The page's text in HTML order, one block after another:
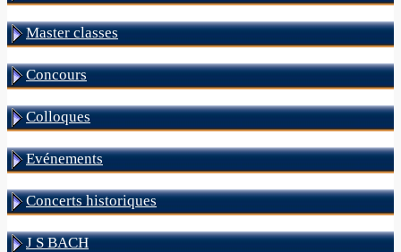
Master classes
Concours
Colloques
Evénements
Concerts historiques
J S BACH